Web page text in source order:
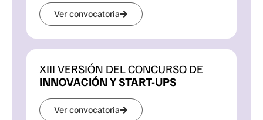
Ver convocatoria
XIII VERSIÓN DEL CONCURSO DE
INNOVACIÓN Y START-UPS
Ver convocatoria